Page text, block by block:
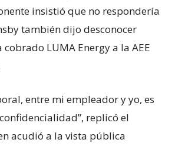
insistió que no respondería
también dijo desconocer
LUMA Energy a la AEE
entre mi empleador y yo, es
replicó el
acudió a la vista pública